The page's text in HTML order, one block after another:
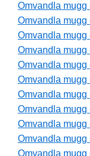
Omvandla
Omvandla
Omvandla
Omvandla
Omvandla
Omvandla mugg
Omvandla
Omvandla
Omvandla
Omvandla
Omvandla